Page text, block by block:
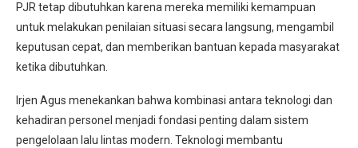
PJR tetap dibutuhkan karena mereka memiliki kemampuan
untuk melakukan penilaian situasi secara langsung, mengambil
keputusan cepat, dan memberikan bantuan kepada masyarakat
ketika dibutuhkan.
Irjen Agus menekankan bahwa kombinasi antara teknologi dan
kehadiran personel menjadi fondasi penting dalam sistem
pengelolaan lalu lintas modern. Teknologi membantu